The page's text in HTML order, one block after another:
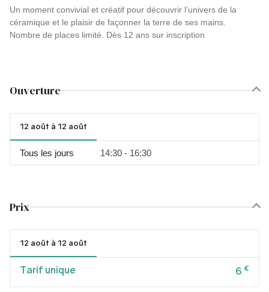
Un moment convivial et créatif pour découvrir l’univers de la
céramique et le plaisir de façonner la terre de ses mains.
Nombre de places limité. Dès 12 ans sur inscription
Ouverture
12 août à 12 août
Tous les jours 14:30 - 16:30
Prix
12 août à 12 août
Tarif unique 6 €